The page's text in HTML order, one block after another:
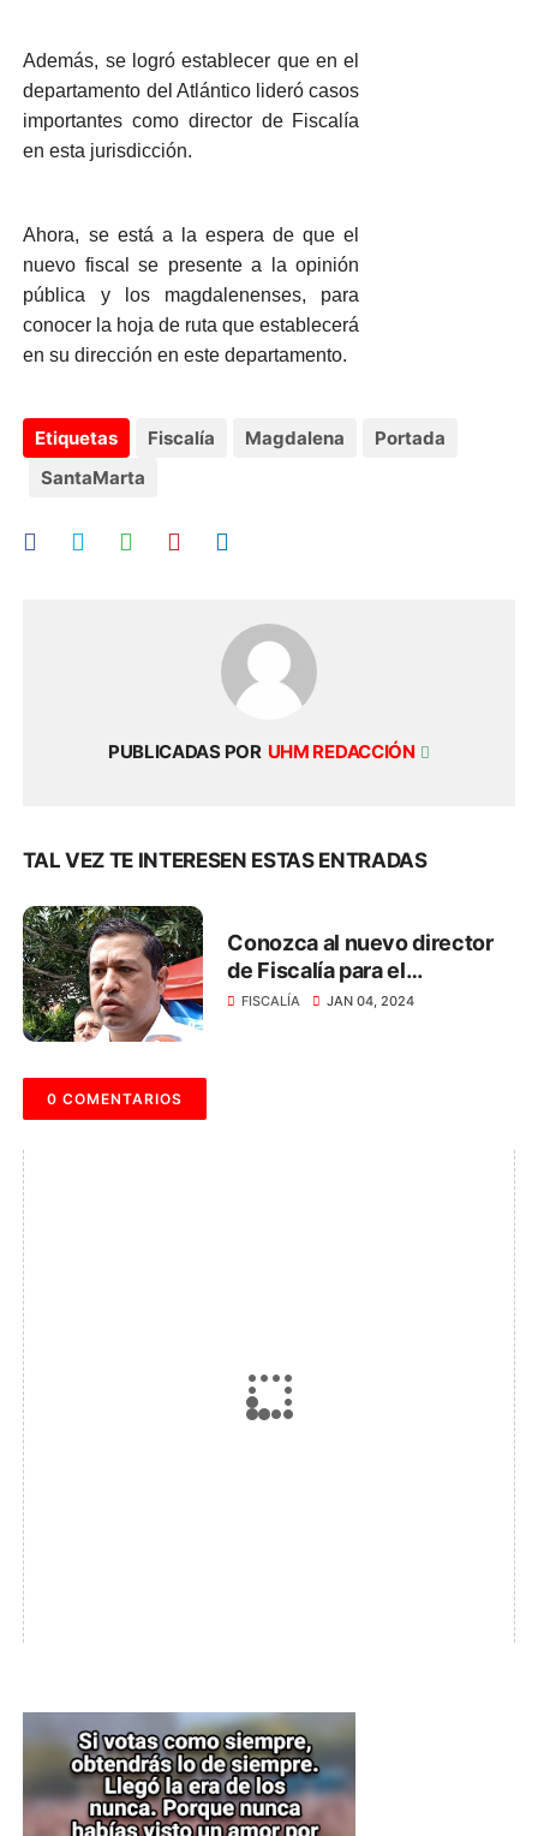
Además, se logró establecer que en el
departamento del Atlántico lideró casos
importantes como director de Fiscalía
en esta jurisdicción.
Ahora, se está a la espera de que el
nuevo fiscal se presente a la opinión
pública y los magdalenenses, para
conocer la hoja de ruta que establecerá
en su dirección en este departamento.
Etiquetas Fiscalía Magdalena
Portada
SantaMarta
PUBLICADAS POR UHM REDACCIÓN
TAL VEZ TE INTERESEN ESTAS ENTRADAS
Conozca al nuevo director
de Fiscalía para el
Magdalena
FISCALÍA JAN 04, 2024
0 COMENTARIOS